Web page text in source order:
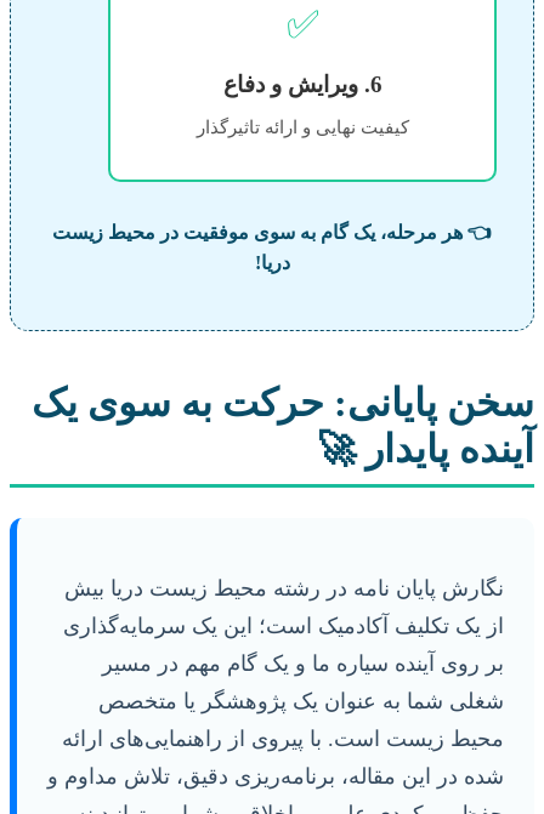
✅
6. ویرایش و دفاع
کیفیت نهایی و ارائه تاثیرگذار
👈 هر مرحله، یک گام به سوی موفقیت در محیط زیست
دریا!
سخن پایانی: حرکت به سوی یک
آینده پایدار 🚀
نگارش پایان نامه در رشته محیط زیست دریا بیش
از یک تکلیف آکادمیک است؛ این یک سرمایه‌گذاری
بر روی آینده سیاره ما و یک گام مهم در مسیر
شغلی شما به عنوان یک پژوهشگر یا متخصص
محیط زیست است. با پیروی از راهنمایی‌های ارائه
شده در این مقاله، برنامه‌ریزی دقیق، تلاش مداوم و